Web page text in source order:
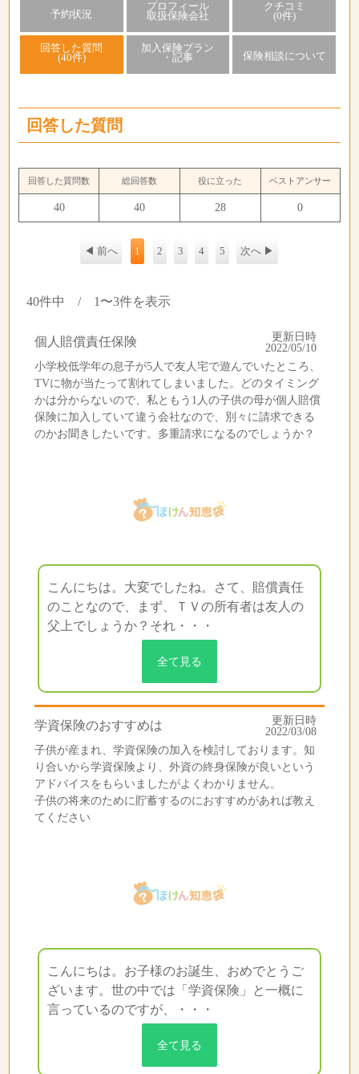
予約状況
プロフィール
取扱保険会社
クチコミ
(0件)
回答した質問
(40件)
加入保険プラン
・記事
保険相談について
回答した質問
回答した質問数 総回答数 役に立った ベストアンサー
40 40 28 0
◀ 前へ 1 2 3 4 5 次へ ▶
40件中 / 1〜3件を表示
個人賠償責任保険
更新日時
2022/05/10
小学校低学年の息子が5人で友人宅で遊んでいたところ、
TVに物が当たって割れてしまいました。どのタイミング
かは分からないので、私ともう1人の子供の母が個人賠償
保険に加入していて違う会社なので、別々に請求できる
のかお聞きしたいです。多重請求になるのでしょうか？
こんにちは。大変でしたね。さて、賠償責任
のことなので、まず、ＴＶの所有者は友人の
父上でしょうか？それ・・・
全て見る
学資保険のおすすめは
更新日時
2022/03/08
子供が産まれ、学資保険の加入を検討しております。知
り合いから学資保険より、外資の終身保険が良いという
アドバイスをもらいましたがよくわかりません。
子供の将来のために貯蓄するのにおすすめがあれば教え
てください
こんにちは。お子様のお誕生、おめでとうご
ざいます。世の中では「学資保険」と一概に
言っているのですが、・・・
全て見る